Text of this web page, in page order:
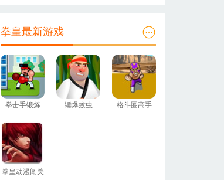
拳皇最新游戏
拳击手锻炼 锤爆蚊虫 格斗圈高手
拳皇动漫闯关